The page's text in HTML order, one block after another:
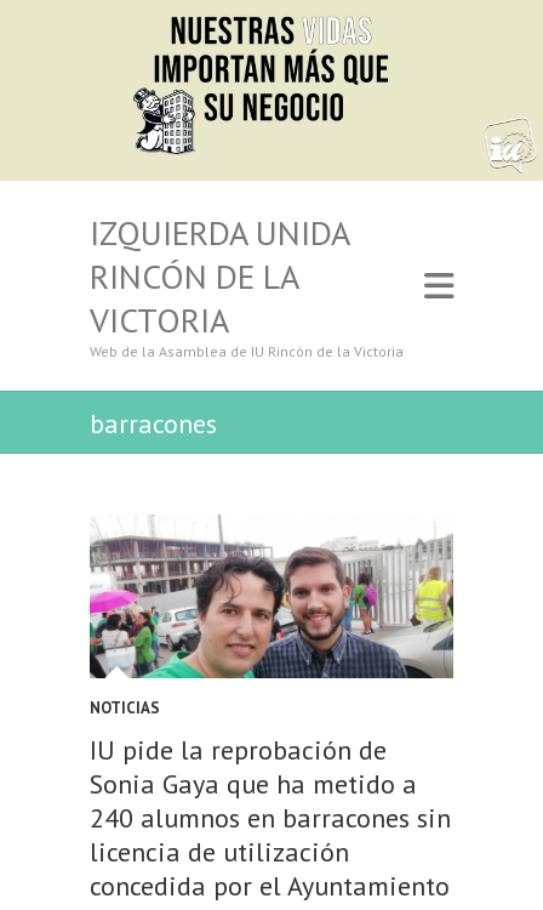
IZQUIERDA UNIDA
RINCÓN DE LA
VICTORIA
Web de la Asamblea de IU Rincón de la Victoria
barracones
NOTICIAS
IU pide la reprobación de
Sonia Gaya que ha metido a
240 alumnos en barracones sin
licencia de utilización
concedida por el Ayuntamiento